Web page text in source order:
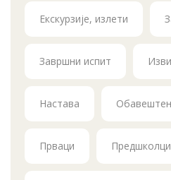
Екскурзије, излети
Завршни испит
Настава
Прваци Предшколци